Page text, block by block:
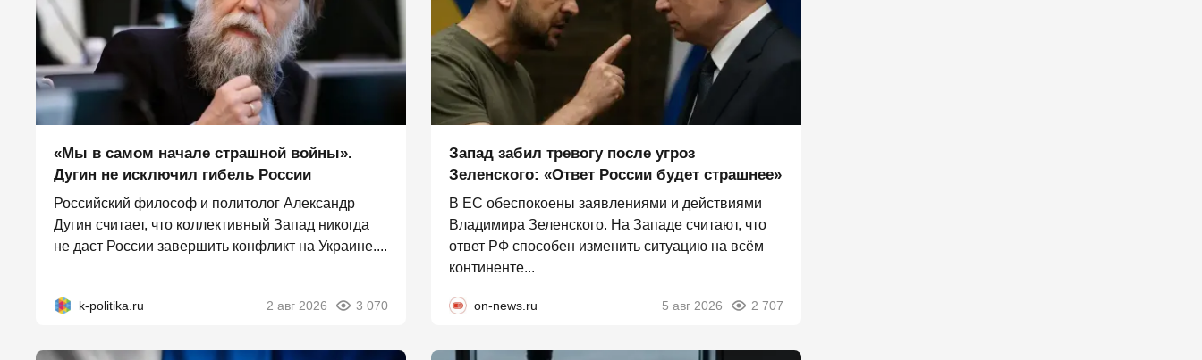
«Мы в самом начале страшной войны».
Дугин не исключил гибель России
Российский философ и политолог Александр
Дугин считает, что коллективный Запад никогда
не даст России завершить конфликт на Украине....
k-politika.ru 2 авг 2026 3 070
Запад забил тревогу после угроз
Зеленского: «Ответ России будет страшнее»
В ЕС обеспокоены заявлениями и действиями
Владимира Зеленского. На Западе считают, что
ответ РФ способен изменить ситуацию на всём
континенте...
on-news.ru 5 авг 2026 2 707